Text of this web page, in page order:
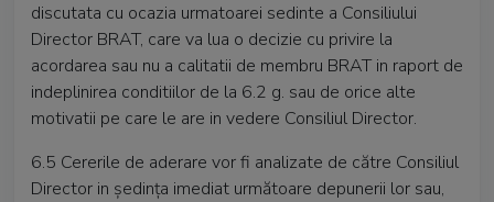
discutata cu ocazia urmatoarei sedinte a Consiliului
Director BRAT, care va lua o decizie cu privire la
acordarea sau nu a calitatii de membru BRAT in raport de
indeplinirea conditiilor de la 6.2 g. sau de orice alte
motivatii pe care le are in vedere Consiliul Director.
6.5 Cererile de aderare vor fi analizate de către Consiliul
Director in şedinţa imediat următoare depunerii lor sau,